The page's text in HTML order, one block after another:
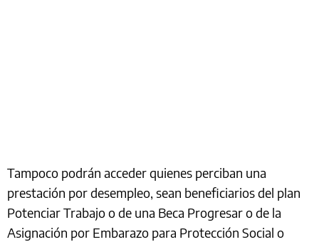
Tampoco podrán acceder quienes perciban una
prestación por desempleo, sean beneficiarios del plan
Potenciar Trabajo o de una Beca Progresar o de la
Asignación por Embarazo para Protección Social o